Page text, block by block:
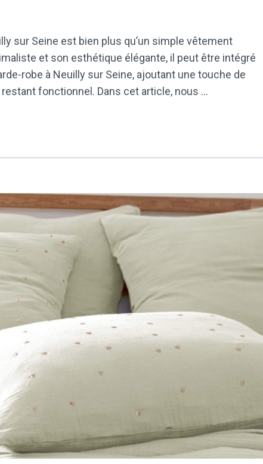
sur Seine est bien plus qu’un simple vêtement
et son esthétique élégante, il peut être intégré
robe à Neuilly sur Seine, ajoutant une touche de
fonctionnel. Dans cet article, nous …